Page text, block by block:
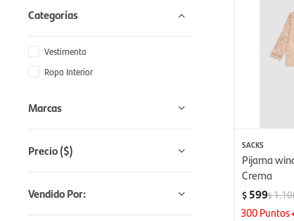
SACKS
Pijama
Crema
$ 599$
300Puntos
Categorías
Vestimenta
Ropa Interior
Marcas
Precio($)
Vendido Por: